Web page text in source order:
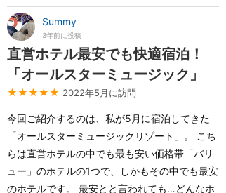
Summy
3年前に投稿
直営ホテル最安でも快適宿泊！
「オールスターミュージック」
★★★★★ 2022年5月に訪問
今回ご紹介するのは、私が5月に宿泊してきた
「オールスターミュージックリゾート」。 こち
らは直営ホテルの中でも最も安い価格帯「バリ
ュー」のホテルの1つで、しかもその中でも最安
のホテルです。 最安とと言われても…どんなホ